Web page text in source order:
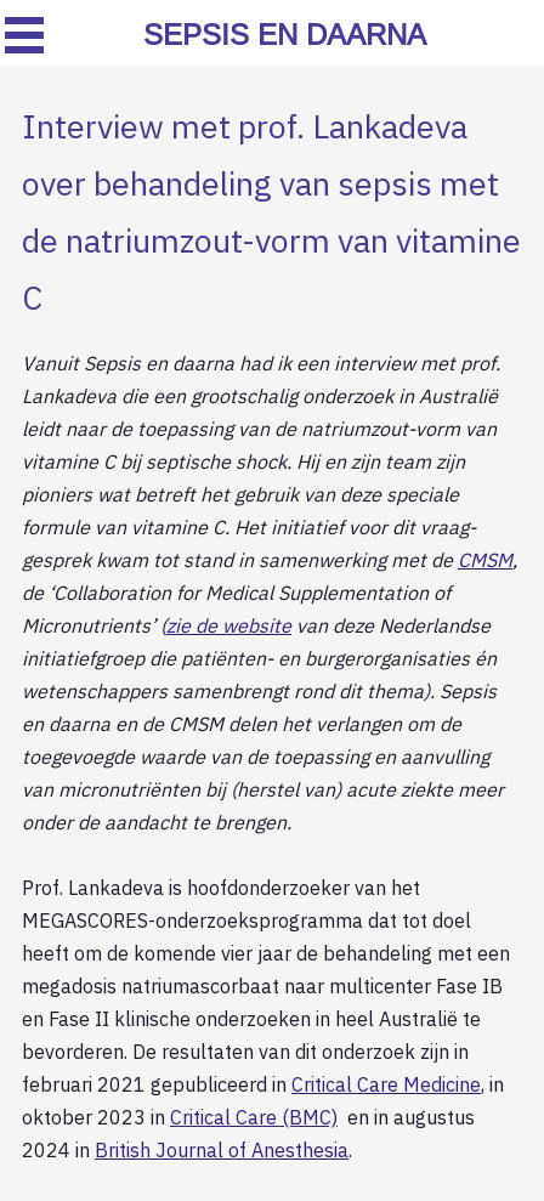
Interview met prof. Lankadeva
over behandeling van sepsis met
de natriumzout-vorm van vitamine
C
Vanuit Sepsis en daarna had ik een interview met prof.
Lankadeva die een grootschalig onderzoek in Australië
leidt naar de toepassing van de natriumzout-vorm van
vitamine C bij septische shock. Hij en zijn team zijn
pioniers wat betreft het gebruik van deze speciale
formule van vitamine C. Het initiatief voor dit vraag-
gesprek kwam tot stand in samenwerking met de CMSM,
de ‘Collaboration for Medical Supplementation of
Micronutrients’ (zie de websitevan deze Nederlandse
initiatiefgroep die patiënten- en burgerorganisaties én
wetenschappers samenbrengt rond dit thema). Sepsis
en daarna en de CMSM delen het verlangen om de
toegevoegde waarde van de toepassing en aanvulling
van micronutriënten bij (herstel van) acute ziekte meer
onder de aandacht te brengen.
Prof. Lankadeva is hoofdonderzoeker van het
MEGASCORES-onderzoeksprogramma dat tot doel
heeft om de komende vier jaar de behandeling met een
megadosis natriumascorbaat naar multicenter Fase IB
en Fase II klinische onderzoeken in heel Australië te
bevorderen. De resultaten van dit onderzoek zijn in
februari 2021 gepubliceerd in Critical Care Medicine, in
oktober 2023 in Critical Care (BMC) en in augustus
2024 in British Journal of Anesthesia.
SEPSIS EN DAARNA